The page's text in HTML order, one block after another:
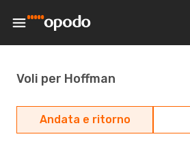
Voli per Hoffman
Andata e ritorno